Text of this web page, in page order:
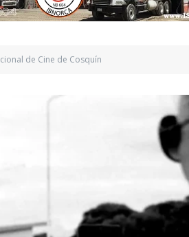
de Cine de Cosquín